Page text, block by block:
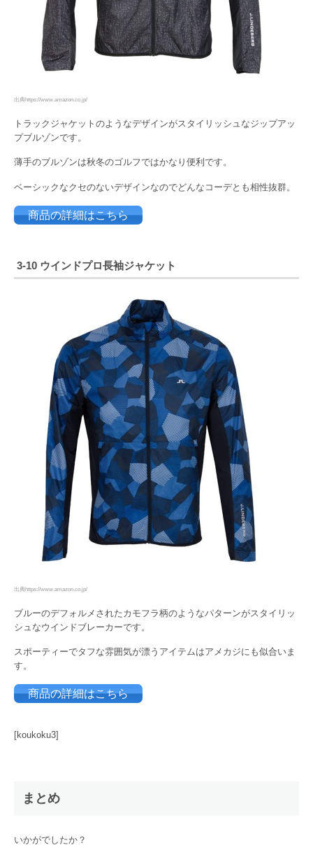
出典https://www.amazon.co.jp/
トラックジャケットのようなデザインがスタイリッシュなジップアッ
プブルゾンです。
薄手のブルゾンは秋冬のゴルフではかなり便利です。
ベーシックなクセのないデザインなのでどんなコーデとも相性抜群。
商品の詳細はこちら
3-10 ウインドプロ長袖ジャケット
出典https://www.amazon.co.jp/
ブルーのデフォルメされたカモフラ柄のようなパターンがスタイリッ
シュなウインドブレーカーです。
スポーティーでタフな雰囲気が漂うアイテムはアメカジにも似合いま
す。
商品の詳細はこちら
[koukoku3]
まとめ
いかがでしたか？